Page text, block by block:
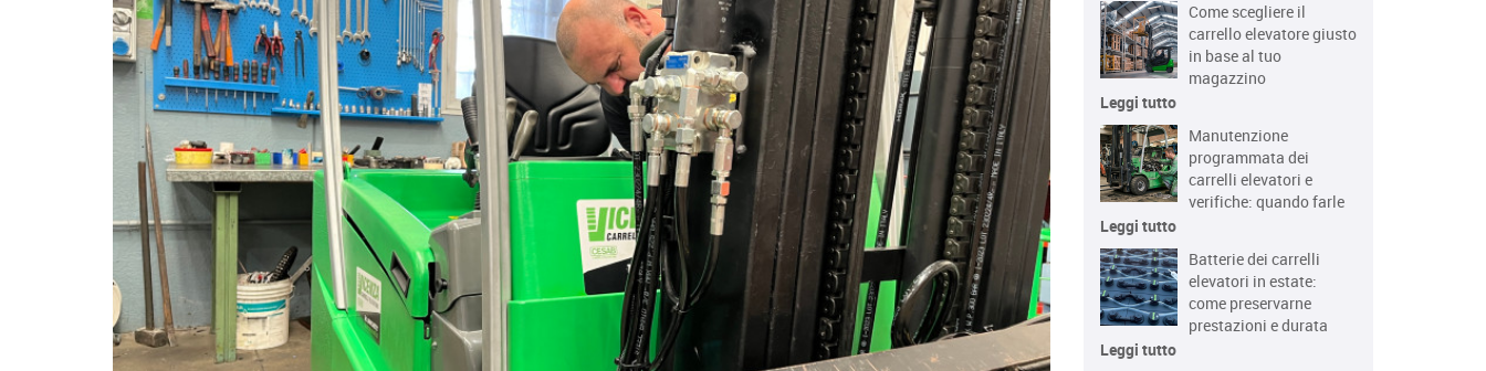
Come scegliere il
carrello elevatore giusto
in base al tuo
magazzino
Leggi tutto
Manutenzione
programmata dei
carrelli elevatori e
verifiche: quando farle
Leggi tutto
Batterie dei carrelli
elevatori in estate:
come preservarne
prestazioni e durata
Leggi tutto